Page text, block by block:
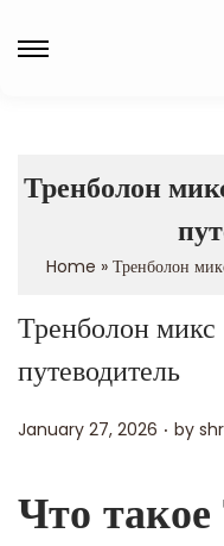
Тренболон
Home » Тренболон
Тренболон
путеводитель
Posted on
January 27, 2026 . by
Что